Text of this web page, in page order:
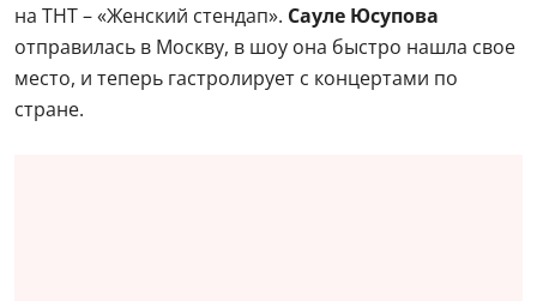
на ТНТ – «Женский стендап». Сауле Юсупова
отправилась в Москву, в шоу она быстро нашла свое
место, и теперь гастролирует с концертами по
стране.